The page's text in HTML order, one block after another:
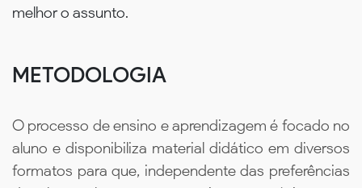
melhor o assunto.
METODOLOGIA
O processo de ensino e aprendizagem é focado no
aluno e disponibiliza material didático em diversos
formatos para que, independente das preferências